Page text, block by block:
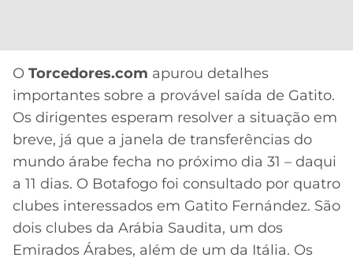
ATLÉTICO
MG
CRUZEIRO
LALIGA
O Torcedores.com apurou detalhes
importantes sobre a provável saída de Gatito.
Os dirigentes esperam resolver a situação em
breve, já que a janela de transferências do
mundo árabe fecha no próximo dia 31 – daqui
a 11 dias. O Botafogo foi consultado por quatro
clubes interessados em Gatito Fernández. São
dois clubes da Arábia Saudita, um dos
Emirados Árabes, além de um da Itália. Os